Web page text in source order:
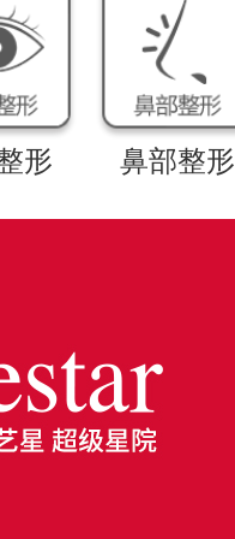
形 鼻部整形